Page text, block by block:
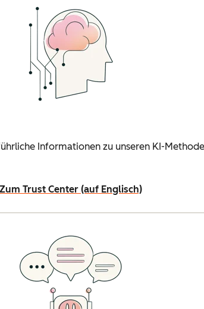
Informationen zu unseren KI-
Zum Trust Center (auf Englisch)